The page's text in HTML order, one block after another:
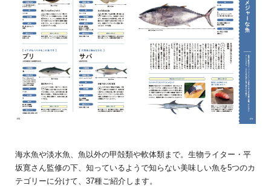
海水魚や淡水魚、魚以外の甲殻類や軟体類まで。生物ライター・平
坂寛さん監修の下、知っているようで知らない美味しい魚を5つのカ
テゴリーに分けて、37種ご紹介します。